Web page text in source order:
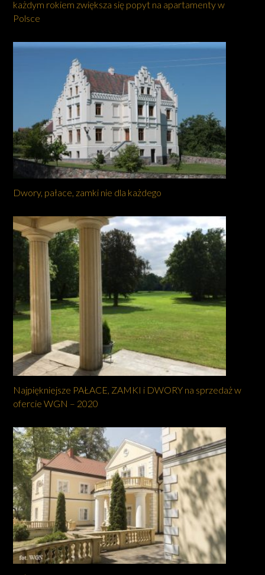
każdym rokiem zwiększa się popyt na apartamenty w
Polsce
Dwory, pałace, zamki nie dla każdego
Najpiękniejsze PAŁACE, ZAMKI i DWORY na sprzedaż w
ofercie WGN – 2020